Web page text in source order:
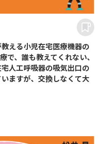
える小児在宅医療機器の
、誰も教えてくれない、
人工呼吸器の吸気出口の
ますが、交換しなくて大